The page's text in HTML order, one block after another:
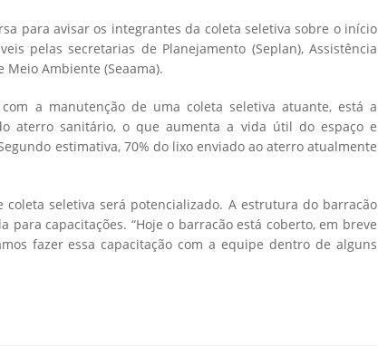
para avisar os integrantes da coleta seletiva sobre o início
pelas secretarias de Planejamento (Seplan), Assistência
Meio Ambiente (Seaama).
a manutenção de uma coleta seletiva atuante, está a
aterro sanitário, o que aumenta a vida útil do espaço e
estimativa, 70% do lixo enviado ao aterro atualmente
seletiva será potencializado. A estrutura do barracão
capacitações. “Hoje o barracão está coberto, em breve
fazer essa capacitação com a equipe dentro de alguns